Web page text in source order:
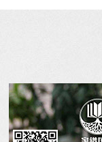
关于
关于国际家谱
关于我们
招聘启事